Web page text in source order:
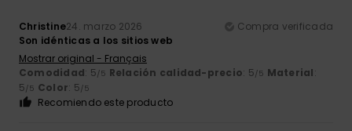
Christine24. marzo 2026
Compra verificada
Son idénticas a los sitios web
Mostrar original - Français
Comodidad: 5/5 Relación calidad-precio: 5/5 Material:
5/5 Color: 5/5
Recomiendo este producto